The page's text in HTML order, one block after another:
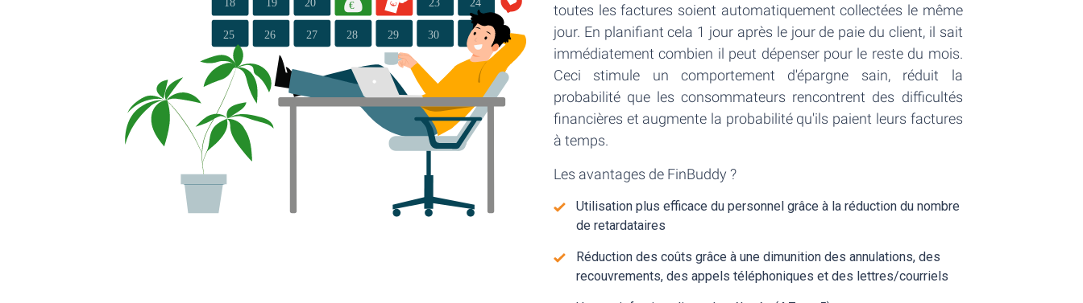
toutes les factures soient automatiquement collectées le même
jour. En planifiant cela 1 jour après le jour de paie du client, il sait
immédiatement combien il peut dépenser pour le reste du mois.
Ceci stimule un comportement d'épargne sain, réduit la
probabilité que les consommateurs rencontrent des difficultés
financières et augmente la probabilité qu'ils paient leurs factures
à temps.
Les avantages de FinBuddy ?
Utilisation plus efficace du personnel grâce à la réduction du nombre
de retardataires
Réduction des coûts grâce à une dimunition des annulations, des
recouvrements, des appels téléphoniques et des lettres/courriels